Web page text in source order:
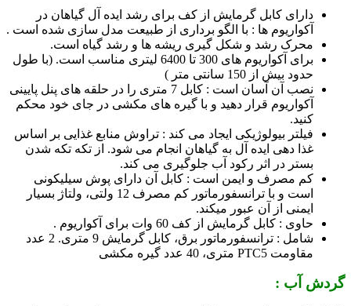
دارای کابل گرمایش از کف برای رشد ایده آل گیاهان در
آکواریوم ها : با الگو برداری از طبیعت مدل سازی شده است .
محرک رشد و شکل گیری ریشه ها و رشد گیاه است.
برای آکواریوم های 300 تا 6400 لیتری مناسب است. (با طول
حدود بیش از 150 سانتی متر )
نصب آن آسان است : کابل 7 متری را در حلقه های پنل پایینی
آکواریوم قرار دهید و با گیره های مکشی در جای خود محکم
کنید.
فیلتر بیولوژیکی ایجاد می کند : تراوش منابع غذایی بر اساس
غذا دهی ایده آل به گیاهان انجام می شود. از تکه تکه شدن
بستر در اثر رکود آب جلوگیری می کند.
کم مصرف و ایمن است : کابل آن دارای پوش سیلیکونی
است و با ترانسفورماتور کم مصرف 12 ولتی، ولتاژ بسیار
ایمنی از آن عبور میکند.
حاوی : کابل گرمایش از کف 60 وات برای آکواریوم .
شامل : ترانسفورماتور برق، کابل گرمایش 9 متری. 2 عدد
مقاومت PTC5 متری، 40 عدد گیره مکشی
گردش آب :